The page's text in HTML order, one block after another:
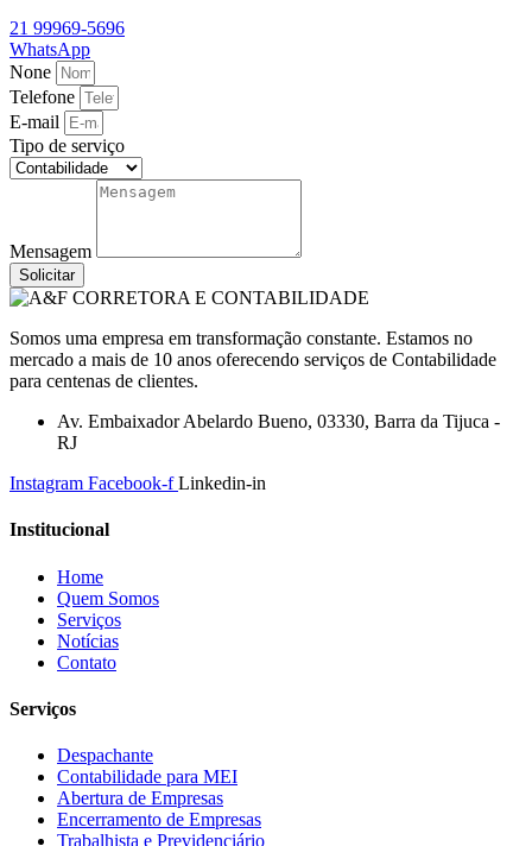
21 99969-5696
WhatsApp
None
Telefone
E-mail
Tipo de serviço
Mensagem
Solicitar
Somos uma empresa em transformação constante. Estamos no
mercado a mais de 10 anos oferecendo serviços de Contabilidade
para centenas de clientes.
Av. Embaixador Abelardo Bueno, 03330, Barra da Tijuca -
RJ
Instagram Facebook-f Linkedin-in
Institucional
Home
Quem Somos
Serviços
Notícias
Contato
Serviços
Despachante
Contabilidade para MEI
Abertura de Empresas
Encerramento de Empresas
Trabalhista e Previdenciário